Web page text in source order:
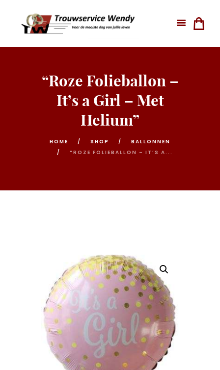
“Roze Folieballon –
It’s a Girl – Met
Helium”
HOME SHOP
BALLONNEN
“ROZE FOLIEBALLON – IT’S A...